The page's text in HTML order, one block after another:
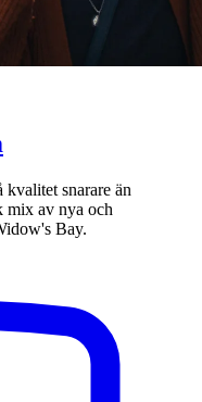
snarare än
mix av nya och
Bay.